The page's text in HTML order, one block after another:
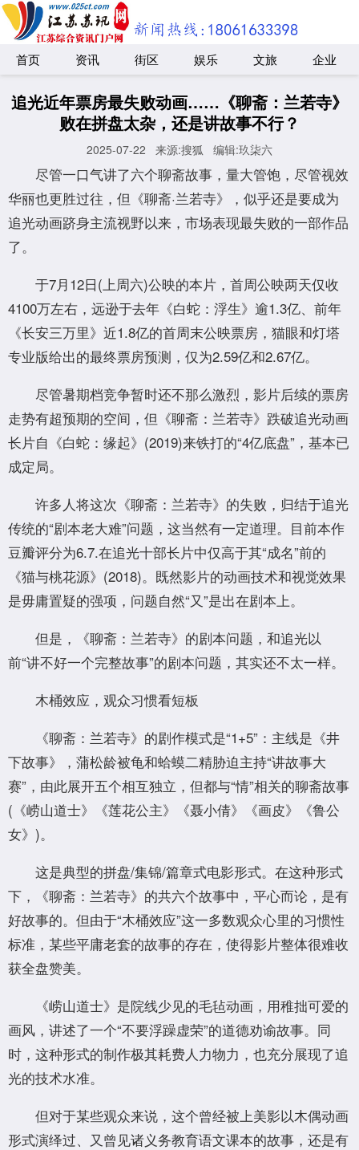
首页 资讯 街区 娱乐 文旅 企业
追光近年票房最失败动画……《聊斋：兰若寺》
败在拼盘太杂，还是讲故事不行？
2025-07-22 来源:搜狐 编辑:玖柒六
尽管一口气讲了六个聊斋故事，量大管饱，尽管视效
华丽也更胜过往，但《聊斋·兰若寺》，似乎还是要成为
追光动画跻身主流视野以来，市场表现最失败的一部作品
了。
于7月12日(上周六)公映的本片，首周公映两天仅收
4100万左右，远逊于去年《白蛇：浮生》逾1.3亿、前年
《长安三万里》近1.8亿的首周末公映票房，猫眼和灯塔
专业版给出的最终票房预测，仅为2.59亿和2.67亿。
尽管暑期档竞争暂时还不那么激烈，影片后续的票房
走势有超预期的空间，但《聊斋：兰若寺》跌破追光动画
长片自《白蛇：缘起》(2019)来铁打的“4亿底盘”，基本已
成定局。
许多人将这次《聊斋：兰若寺》的失败，归结于追光
传统的“剧本老大难”问题，这当然有一定道理。目前本作
豆瓣评分为6.7.在追光十部长片中仅高于其“成名”前的
《猫与桃花源》(2018)。既然影片的动画技术和视觉效果
是毋庸置疑的强项，问题自然“又”是出在剧本上。
但是，《聊斋：兰若寺》的剧本问题，和追光以
前“讲不好一个完整故事”的剧本问题，其实还不太一样。
木桶效应，观众习惯看短板
《聊斋：兰若寺》的剧作模式是“1+5”：主线是《井
下故事》，蒲松龄被龟和蛤蟆二精胁迫主持“讲故事大
赛”，由此展开五个相互独立，但都与“情”相关的聊斋故事
(《崂山道士》《莲花公主》《聂小倩》《画皮》《鲁公
女》)。
这是典型的拼盘/集锦/篇章式电影形式。在这种形式
下，《聊斋：兰若寺》的共六个故事中，平心而论，是有
好故事的。但由于“木桶效应”这一多数观众心里的习惯性
标准，某些平庸老套的故事的存在，使得影片整体很难收
获全盘赞美。
《崂山道士》是院线少见的毛毡动画，用稚拙可爱的
画风，讲述了一个“不要浮躁虚荣”的道德劝谕故事。同
时，这种形式的制作极其耗费人力物力，也充分展现了追
光的技术水准。
但对于某些观众来说，这个曾经被上美影以木偶动画
形式演绎过、又曾见诸义务教育语文课本的故事，还是有